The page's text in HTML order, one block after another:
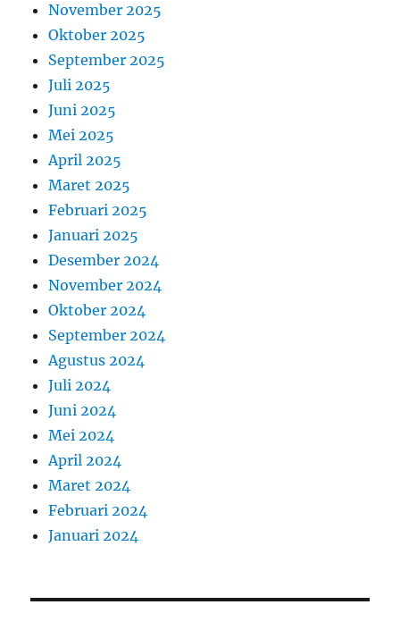
November 2025
Oktober 2025
September 2025
Juli 2025
Juni 2025
Mei 2025
April 2025
Maret 2025
Februari 2025
Januari 2025
Desember 2024
November 2024
Oktober 2024
September 2024
Agustus 2024
Juli 2024
Juni 2024
Mei 2024
April 2024
Maret 2024
Februari 2024
Januari 2024